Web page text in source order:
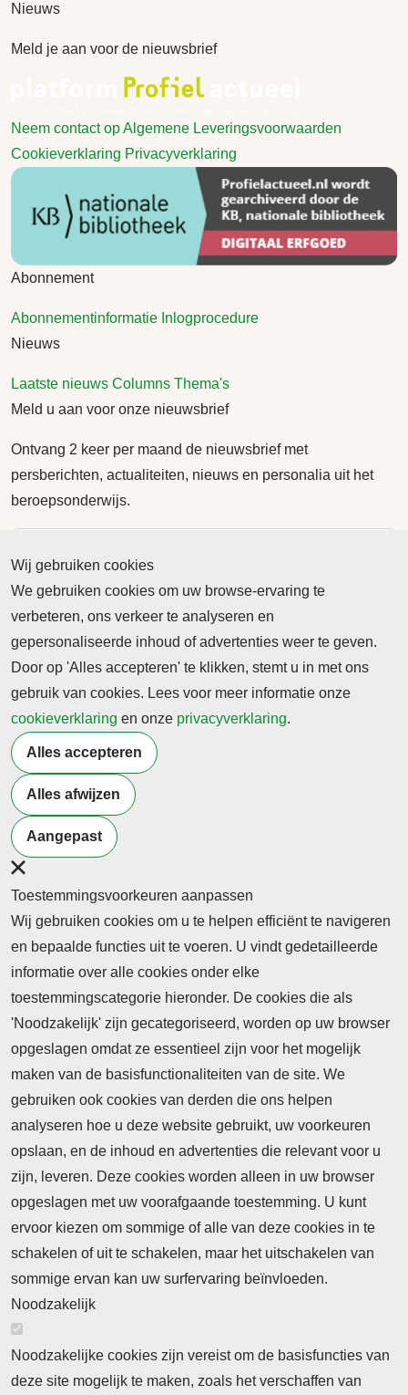
Wij gebruiken cookies
We gebruiken cookies om uw browse-ervaring te
verbeteren, ons verkeer te analyseren en
gepersonaliseerde inhoud of advertenties weer te geven.
Door op 'Alles accepteren' te klikken, stemt u in met ons
gebruik van cookies. Lees voor meer informatie onze
cookieverklaring en onze privacyverklaring.
Alles accepteren
Alles afwijzen
Aangepast
Toestemmingsvoorkeuren aanpassen
Wij gebruiken cookies om u te helpen efficiënt te navigeren
en bepaalde functies uit te voeren. U vindt gedetailleerde
informatie over alle cookies onder elke
toestemmingscategorie hieronder. De cookies die als
'Noodzakelijk' zijn gecategoriseerd, worden op uw browser
opgeslagen omdat ze essentieel zijn voor het mogelijk
maken van de basisfunctionaliteiten van de site. We
gebruiken ook cookies van derden die ons helpen
analyseren hoe u deze website gebruikt, uw voorkeuren
opslaan, en de inhoud en advertenties die relevant voor u
zijn, leveren. Deze cookies worden alleen in uw browser
opgeslagen met uw voorafgaande toestemming. U kunt
ervoor kiezen om sommige of alle van deze cookies in te
schakelen of uit te schakelen, maar het uitschakelen van
sommige ervan kan uw surfervaring beïnvloeden.
Noodzakelijk
Noodzakelijke cookies zijn vereist om de basisfuncties van
deze site mogelijk te maken, zoals het verschaffen van
Nieuws
Meld je aan voor de nieuwsbrief
Neem contact opAlgemene Leveringsvoorwaarden
Cookieverklaring Privacyverklaring
Abonnement
Abonnementinformatie Inlogprocedure
Nieuws
Laatste nieuws Columns Thema's
Meld u aan voor onze nieuwsbrief
Ontvang 2 keer per maand de nieuwsbrief met
persberichten, actualiteiten, nieuws en personalia uit het
beroepsonderwijs.
©2026 Profiel Actueel
Designed & Powered by